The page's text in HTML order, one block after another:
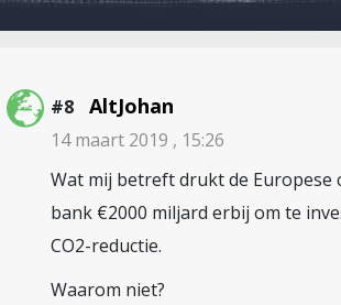
#8 AltJohan
14 maart 2019 , 15:26
Wat mij betreft drukt de Europese
bank €2000 miljard erbij om te
CO2-reductie.
Waarom niet?